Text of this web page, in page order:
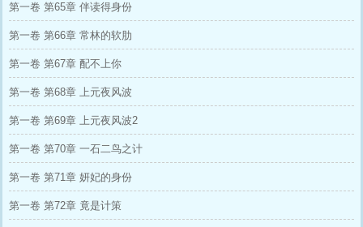
第一卷 第65章 伴读得身份
第一卷 第66章 常林的软肋
第一卷 第67章 配不上你
第一卷 第68章 上元夜风波
第一卷 第69章 上元夜风波2
第一卷 第70章 一石二鸟之计
第一卷 第71章 妍妃的身份
第一卷 第72章 竟是计策